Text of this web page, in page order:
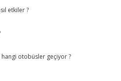
etkiler ?
otobüsler geçiyor ?